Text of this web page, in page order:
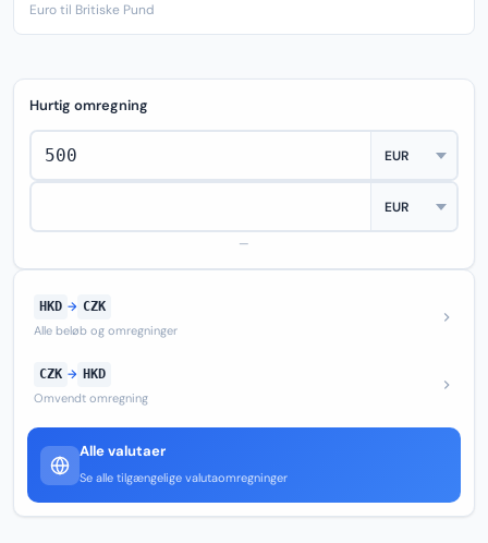
Euro til Britiske Pund
Hurtig omregning
—
HKD → CZK
Alle beløb og omregninger
CZK → HKD
Omvendt omregning
Alle valutaer
Se alle tilgængelige valutaomregninger